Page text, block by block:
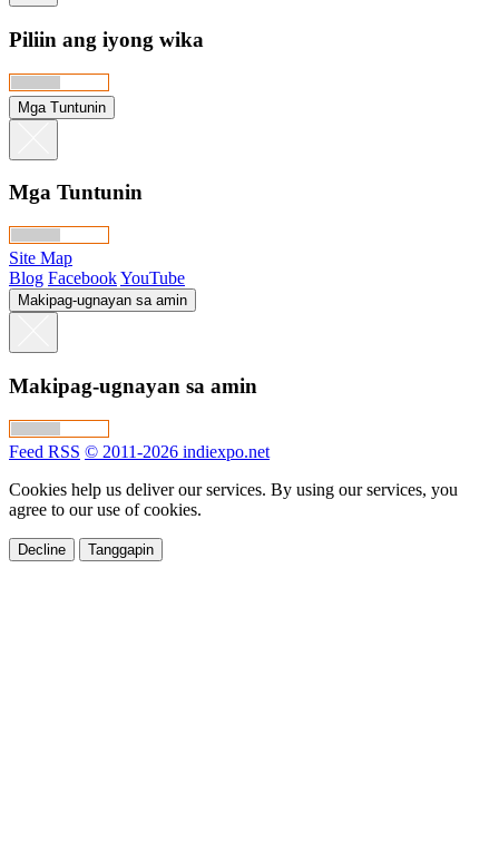
Piliin ang iyong wika
Mga Tuntunin
Mga Tuntunin
Site Map
Blog FacebookYouTube
Makipag-ugnayan sa amin
Makipag-ugnayan sa amin
Feed RSS © 2011-2026 indiexpo.net
Cookies help us deliver our services. By using our services, you
agree to our use of cookies.
Decline Tanggapin